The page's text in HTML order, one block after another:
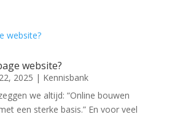
website?
2025 | Kennisbank
we altijd: “Online bouwen
een sterke basis.” En voor veel